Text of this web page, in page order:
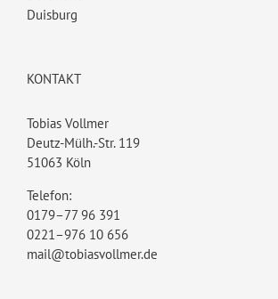
Duisburg
KONTAKT
Tobias Vollmer
Deutz-Mülh.-Str. 119
51063 Köln
Telefon:
0179–77 96 391
0221–976 10 656
mail@tobiasvollmer.de